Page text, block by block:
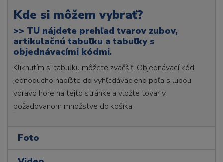
Kde si môžem vybrať?
>> TU nájdete prehľad tvarov zubov,
artikulačnú tabuľku a tabuľky s
objednávacími kódmi.
Kliknutím si tabuľku môžete zväčšiť. Objednávací kód
jednoducho napíšte do vyhľadávacieho poľa s lupou
vpravo hore na tejto stránke a vložte tovar v
požadovanom množstve do košíka
Foto